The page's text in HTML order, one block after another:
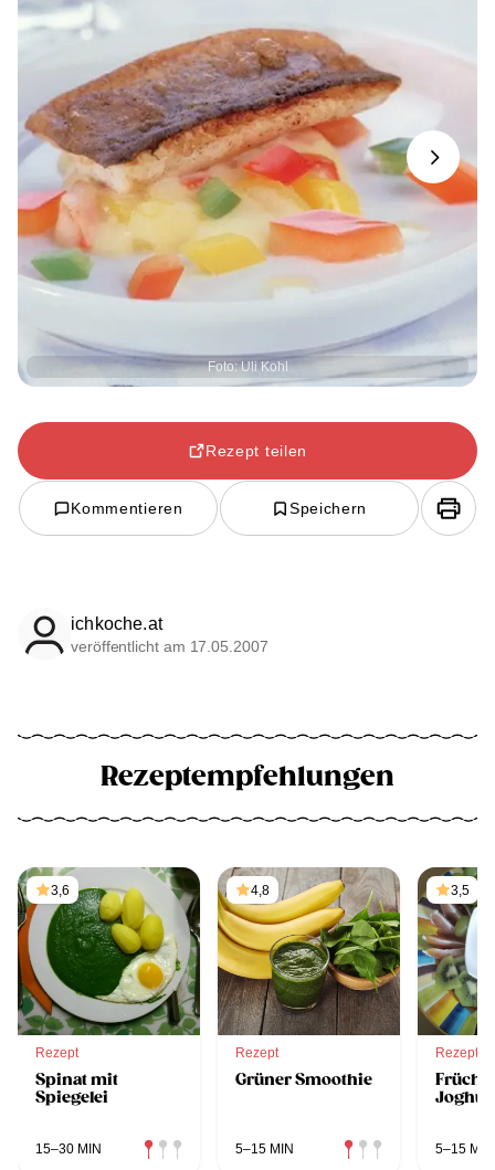
Foto: Uli Kohl
Next
Rezept teilen
Kommentieren Speichern
ichkoche.at
veröffentlicht am 17.05.2007
Rezeptempfehlungen
3,6
Rezept
Spinat mit
Spiegelei
15–30 MIN
4,8
Rezept
Grüner Smoothie
5–15 MIN
3,5
Rezept
5–15 MIN